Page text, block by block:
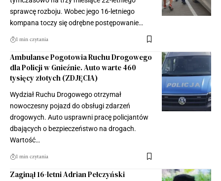
sprawcę rozboju. Wobec jego 16-letniego
kompana toczy się odrębne postępowanie…
1 min czytania
Ambulanse Pogotowia Ruchu Drogowego
dla Policji w Gnieźnie. Auto warte 460
tysięcy złotych (ZDJĘCIA)
Wydział Ruchu Drogowego otrzymał
nowoczesny pojazd do obsługi zdarzeń
drogowych. Auto usprawni pracę policjantów
dbających o bezpieczeństwo na drogach.
Wartość…
1 min czytania
Zaginął 16-letni Adrian Pełczyński